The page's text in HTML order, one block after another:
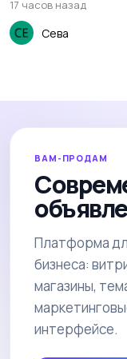
17 часов назад
Сева
ВАМ-ПРОДАМ
Платформа
бизнеса:
магазины,
интерфейсе.